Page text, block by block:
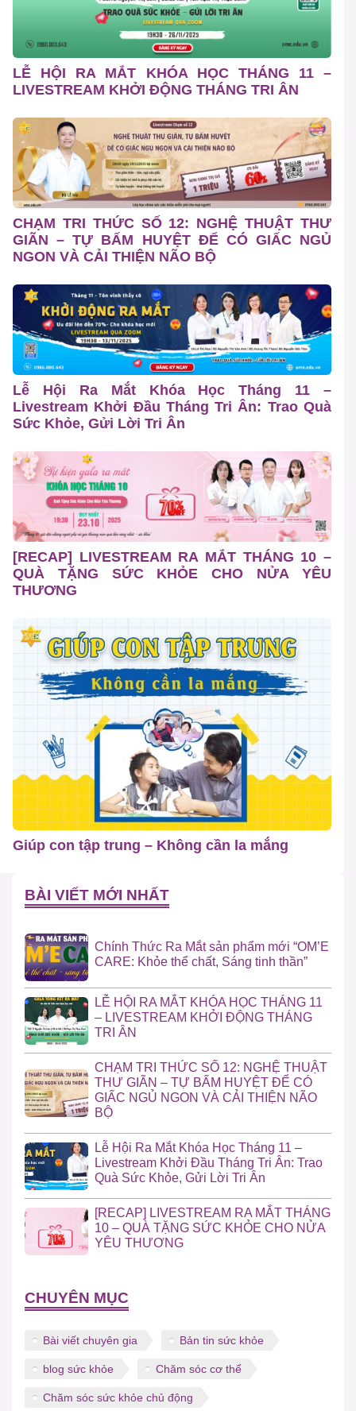
LỄ HỘI RA MẮT KHÓA HỌC THÁNG 11 –
LIVESTREAM KHỞI ĐỘNG THÁNG TRI ÂN
CHẠM TRI THỨC SỐ 12: NGHỆ THUẬT THƯ
GIÃN – TỰ BẤM HUYỆT ĐỂ CÓ GIẤC NGỦ
NGON VÀ CẢI THIỆN NÃO BỘ
Lễ Hội Ra Mắt Khóa Học Tháng 11 –
Livestream Khởi Đầu Tháng Tri Ân: Trao Quà
Sức Khỏe, Gửi Lời Tri Ân
[RECAP] LIVESTREAM RA MẮT THÁNG 10 –
QUÀ TẶNG SỨC KHỎE CHO NỬA YÊU
THƯƠNG
Giúp con tập trung – Không cần la mắng
BÀI VIẾT MỚI NHẤT
Chính Thức Ra Mắt sản phẩm mới “OM’E
CARE: Khỏe thể chất, Sáng tinh thần”
LỄ HỘI RA MẮT KHÓA HỌC THÁNG 11
– LIVESTREAM KHỞI ĐỘNG THÁNG
TRI ÂN
CHẠM TRI THỨC SỐ 12: NGHỆ THUẬT
THƯ GIÃN – TỰ BẤM HUYỆT ĐỂ CÓ
GIẤC NGỦ NGON VÀ CẢI THIỆN NÃO
BỘ
Lễ Hội Ra Mắt Khóa Học Tháng 11 –
Livestream Khởi Đầu Tháng Tri Ân: Trao
Quà Sức Khỏe, Gửi Lời Tri Ân
[RECAP] LIVESTREAM RA MẮT THÁNG
10 – QUÀ TẶNG SỨC KHỎE CHO NỬA
YÊU THƯƠNG
CHUYÊN MỤC
Bài viết chuyên gia Bản tin sức khỏe
blog sức khỏe Chăm sóc cơ thể
Chăm sóc sức khỏe chủ động